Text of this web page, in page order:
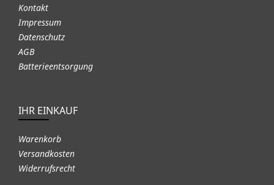
Kontakt
Impressum
Datenschutz
AGB
Batterieentsorgung
IHR EINKAUF
Warenkorb
Versandkosten
Widerrufsrecht